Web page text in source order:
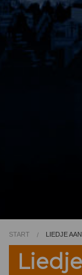
Verzoek
Video
START LIEDJE